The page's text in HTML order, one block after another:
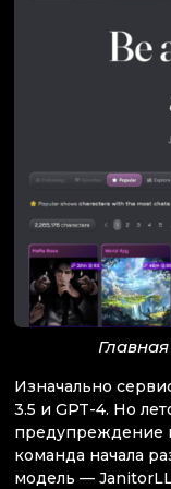
Изначально
3.5 и GPT-4. Но
предупреждение
команда начала
модель —